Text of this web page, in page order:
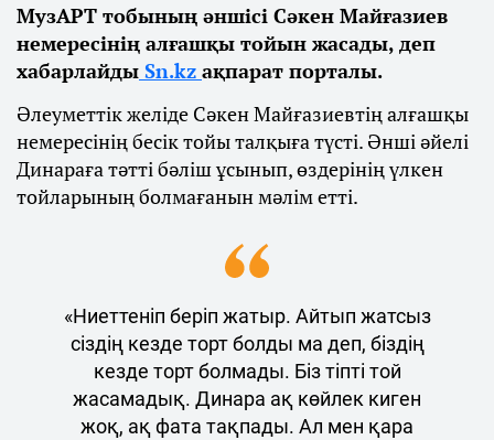
МузАРТ тобының әншісі Сәкен Майғазиев
немересінің алғашқы тойын жасады, деп
хабарлайды Sn.kz ақпарат порталы.
Әлеуметтік желіде Сәкен Майғазиевтің алғашқы
немересінің бесік тойы талқыға түсті. Әнші әйелі
Динараға тәтті бәліш ұсынып, өздерінің үлкен
тойларының болмағанын мәлім етті.
«Ниеттеніп беріп жатыр. Айтып жатсыз
сіздің кезде торт болды ма деп, біздің
кезде торт болмады. Біз тіпті той
жасамадық. Динара ақ көйлек киген
жоқ, ақ фата тақпады. Ал мен қара